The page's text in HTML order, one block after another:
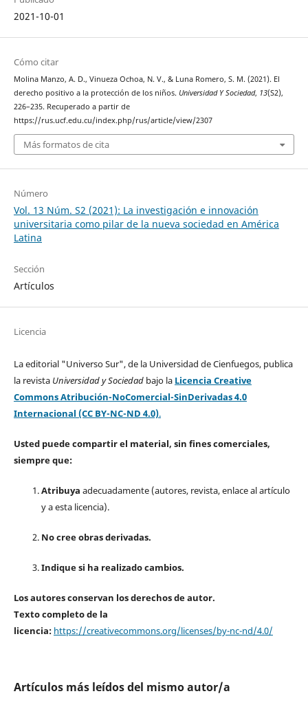
2021-10-01
Cómo citar
Molina Manzo, A. D., Vinueza Ochoa, N. V., & Luna Romero, S. M. (2021). El
derecho positivo a la protección de los niños. Universidad Y Sociedad, 13(S2),
226–235. Recuperado a partir de
https://rus.ucf.edu.cu/index.php/rus/article/view/2307
Más formatos de cita
Número
Vol. 13 Núm. S2 (2021): La investigación e innovación
universitaria como pilar de la nueva sociedad en América
Latina
Sección
Artículos
Licencia
La editorial "Universo Sur", de la Universidad de Cienfuegos, publica
la revista Universidad y Sociedad bajo la Licencia Creative
Commons Atribución-NoComercial-SinDerivadas 4.0
Internacional (CC BY-NC-ND 4.0).
Usted puede compartir el material, sin fines comerciales,
siempre que:
Atribuya adecuadamente (autores, revista, enlace al artículo
y a esta licencia).
No cree obras derivadas.
Indique si ha realizado cambios.
Los autores conservan los derechos de autor.
Texto completo de la
licencia: https://creativecommons.org/licenses/by-nc-nd/4.0/
Artículos más leídos del mismo autor/a